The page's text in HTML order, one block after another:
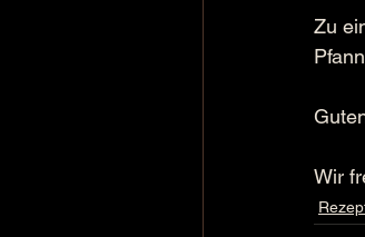
Zu
Wir